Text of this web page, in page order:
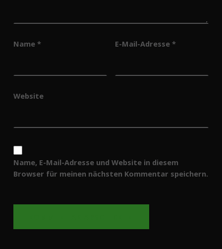
Name * E-Mail-Adresse *
Website
Name, E-Mail-Adresse und Website in diesem
Browser für meinen nächsten Kommentar speichern.